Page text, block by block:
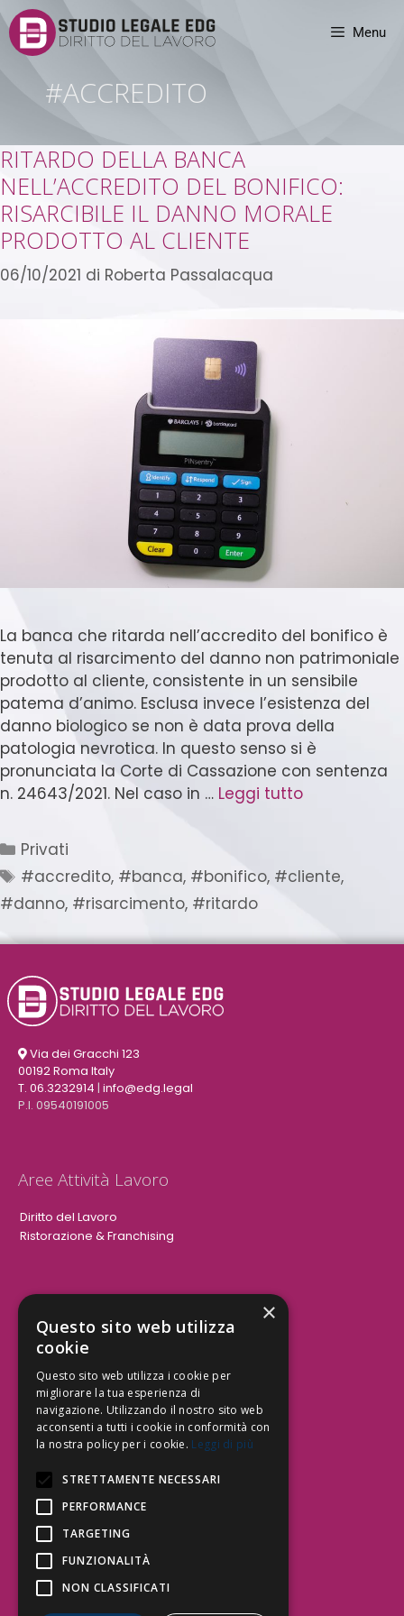
Menu
#ACCREDITO
RITARDO DELLA BANCA
NELL’ACCREDITO DEL BONIFICO:
RISARCIBILE IL DANNO MORALE
PRODOTTO AL CLIENTE
06/10/2021 di Roberta Passalacqua
La banca che ritarda nell’accredito del bonifico è
tenuta al risarcimento del danno non patrimoniale
prodotto al cliente, consistente in un sensibile
patema d’animo. Esclusa invece l’esistenza del
danno biologico se non è data prova della
patologia nevrotica. In questo senso si è
pronunciata la Corte di Cassazione con sentenza
n. 24643/2021. Nel caso in … Leggi tutto
Privati
#accredito, #banca, #bonifico, #cliente,
#danno, #risarcimento, #ritardo
Via dei Gracchi 123
00192 Roma Italy
T. 06.3232914 | info@edg.legal
P.I. 09540191005
Aree Attività Lavoro
Diritto del Lavoro
Ristorazione & Franchising
Aree Attività Civile
Tutele del Credito
Responsabilità Civile
Contrattualistica
Segui lo Studio EDG sui social.
Invia messaggio
T. 06.3232914
info@edg.legal
×
Questo sito web utilizza
cookie
Questo sito web utilizza i cookie per
migliorare la tua esperienza di
navigazione. Utilizzando il nostro sito web
acconsenti a tutti i cookie in conformità con
la nostra policy per i cookie. Leggi di più
STRETTAMENTE NECESSARI
PERFORMANCE
TARGETING
FUNZIONALITÀ
NON CLASSIFICATI